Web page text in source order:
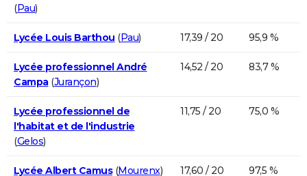
(Pau)
Lycée Louis Barthou (Pau) 17,39 / 20 95,9 %
Lycée professionnel André
Campa(Jurançon)
14,52 / 20 83,7 %
Lycée professionnel de
l'habitat et de l'industrie
(Gelos)
11,75 / 20 75,0 %
Lycée Albert Camus(Mourenx) 17,60 / 20 97,5 %